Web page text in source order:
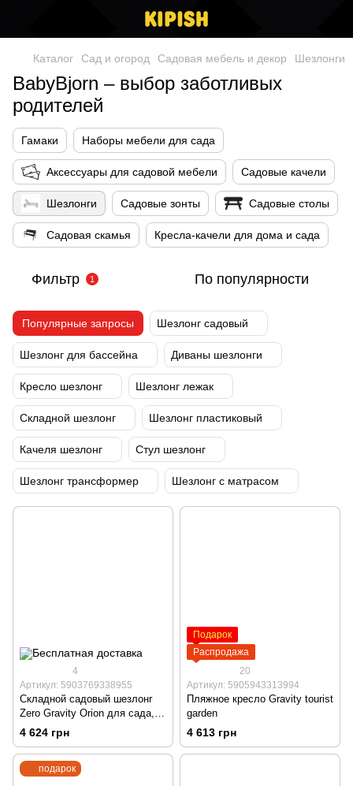
Каталог Сад и огород Cадовая мебель и декор Шезлонги
BabyBjorn – выбор заботливых
родителей
Гамаки Наборы мебели для сада
Аксессуары для садовой мебели Садовые качели
Шезлонги Садовые зонты Садовые столы
Садовая скамья Кресла-качели для дома и сада
Фильтр 1 По популярности
Популярные запросы Шезлонг садовый
Шезлонг для бассейна Диваны шезлонги
Кресло шезлонг Шезлонг лежак
Складной шезлонг Шезлонг пластиковый
Качеля шезлонг Стул шезлонг
Шезлонг трансформер Шезлонг с матрасом
4
Артикул: 5903769338955
Складной садовый шезлонг
Zero Gravity Orion для сада,
террасы и пляжа с
подставкой для напитков,
держателем для смартфона,
черный
4 624 грн
Подарок
Распродажа
20
Артикул: 5905943313994
Пляжное кресло Gravity tourist
garden
4 613 грн
подарок